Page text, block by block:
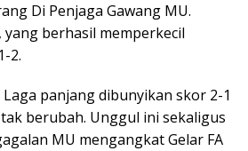
Di Penjaga Gawang MU.
yang berhasil memperkecil
2.
panjang dibunyikan skor 2-1
berubah. Unggul ini sekaligus
MU mengangkat Gelar FA